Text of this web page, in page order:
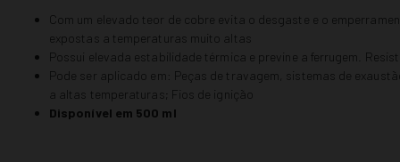
Com um elevado teor de cobre evita o desgaste e o
expostas a temperaturas muito altas
Possui elevada estabilidade térmica e previne a ferrugem.
Pode ser aplicado em: Peças de travagem, sistemas de
a altas temperaturas; Fios de ignição
Disponível em 500 ml